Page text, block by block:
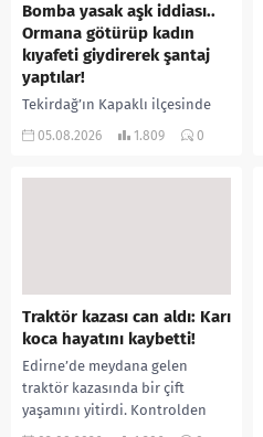
Bomba yasak aşk iddiası..
Ormana götürüp kadın
kıyafeti giydirerek şantaj
yaptılar!
Tekirdağ’ın Kapaklı ilçesinde
bir kişiyi, arkadaşının eşiyle
05.08.2026 1.809 0
Traktör kazası can aldı: Karı
koca hayatını kaybetti!
Edirne’de meydana gelen
traktör kazasında bir çift
yaşamını yitirdi. Kontrolden
çıkarak devrilen traktörün